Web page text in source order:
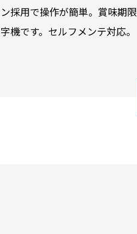
ン採用で操作が簡単。賞味期
字機です。セルフメンテ対応。